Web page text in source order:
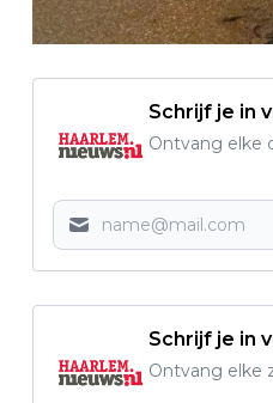
Schrijf je in
Ontvang elke
Schrijf je in
Ontvang elke